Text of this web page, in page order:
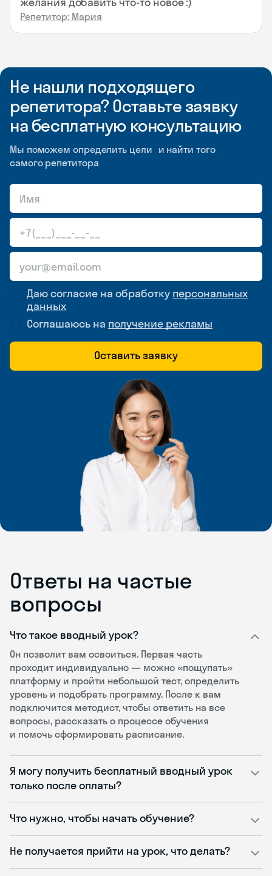
Репетитор: Мария
Не нашли подходящего
репетитора? Оставьте заявку
на бесплатную консультацию
Мы поможем определить цели и найти того
самого репетитора
Даю согласие на обработку персональных
данных
Соглашаюсь на получение рекламы
Оставить заявку
Ответы на частые
вопросы
Что такое вводный урок?
Он позволит вам освоиться. Первая часть
проходит индивидуально — можно «пощупать»
платформу и пройти небольшой тест, определить
уровень и подобрать программу. После к вам
подключится методист, чтобы ответить на все
вопросы, рассказать о процессе обучения
и помочь сформировать расписание.
Я могу получить бесплатный вводный урок
только после оплаты?
Что нужно, чтобы начать обучение?
Не получается прийти на урок, что делать?